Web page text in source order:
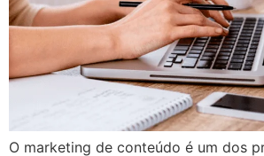
O marketing de conteúdo é um dos